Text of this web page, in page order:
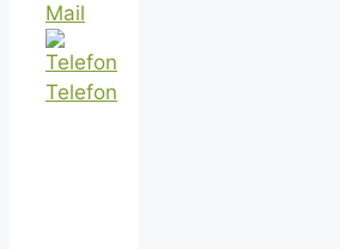
Mail
Telefon